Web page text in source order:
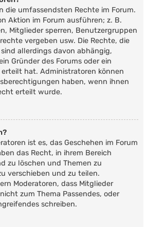
die umfassendsten Rechte im Forum.
Aktion im Forum ausführen; z. B.
Mitglieder sperren, Benutzergruppen
vergeben usw. Die Rechte, die
allerdings davon abhängig,
Gründer des Forums oder ein
hat. Administratoren können
haben, wenn ihnen
erteilt wurde.
ist es, das Geschehen im Forum
das Recht, in ihrem Bereich
zu löschen und Themen zu
verschieben und zu teilen.
Moderatoren, dass Mitglieder
zum Thema Passendes, oder
schreiben.